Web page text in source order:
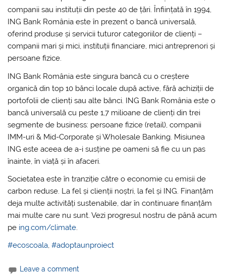
companii sau instituții din peste 40 de țări. Înființată în 1994,
ING Bank România este în prezent o bancă universală,
oferind produse și servicii tuturor categoriilor de clienți –
companii mari și mici, instituții financiare, mici antreprenori și
persoane fizice.
ING Bank România este singura bancă cu o creștere
organică din top 10 bănci locale după active, fără achiziții de
portofolii de clienți sau alte bănci. ING Bank România este o
bancă universală cu peste 1,7 milioane de clienți din trei
segmente de business: persoane fizice (retail), companii
IMM-uri & Mid-Corporate și Wholesale Banking. Misiunea
ING este aceea de a-i susține pe oameni să fie cu un pas
înainte, în viață și în afaceri.
Societatea este în tranziție către o economie cu emisii de
carbon reduse. La fel și clienții noștri, la fel și ING. Finanțăm
deja multe activități sustenabile, dar în continuare finanțăm
mai multe care nu sunt. Vezi progresul nostru de până acum
pe ing.com/climate.
#ecoscoala,#adoptaunproiect
Leave a comment